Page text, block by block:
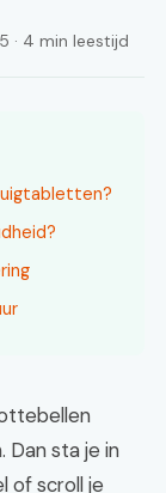
· 4 min leestijd
Dan sta je in
of scroll je